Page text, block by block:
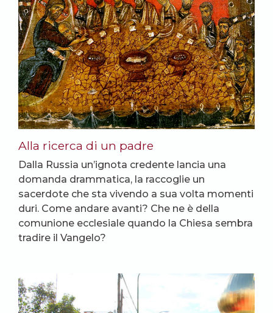
Alla ricerca di un padre
Dalla Russia un’ignota credente lancia una
domanda drammatica, la raccoglie un
sacerdote che sta vivendo a sua volta momenti
duri. Come andare avanti? Che ne è della
comunione ecclesiale quando la Chiesa sembra
tradire il Vangelo?